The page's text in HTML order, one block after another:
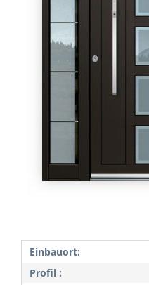
Einbauort:
Profil :